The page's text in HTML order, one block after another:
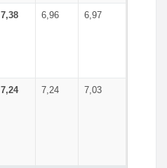
7,38 6,96 6,97
7,24 7,24 7,03